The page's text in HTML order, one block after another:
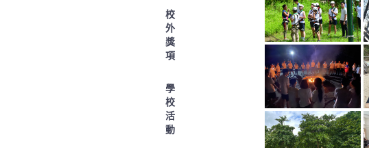
校
外
獎
項
學
校
活
動